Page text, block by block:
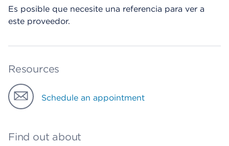
Es posible que necesite una referencia para ver a
este proveedor.
Resources
Schedule an appointment
Find out about